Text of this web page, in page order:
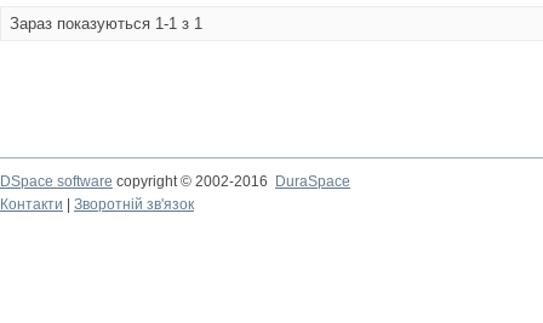
Зараз показуються 1-1 з 1
DSpace software copyright © 2002-2016
DuraSpace
Контакти
Зворотній зв'язок